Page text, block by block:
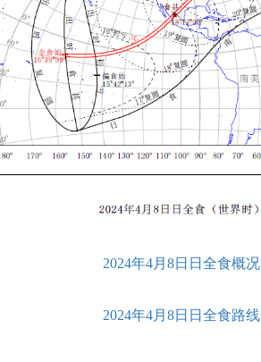
2024年4月8日日全食概况
2024年4月8日日全食路线